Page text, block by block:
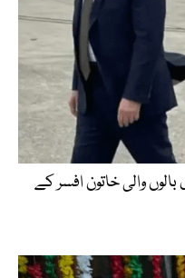
والی خاتون افسر کے